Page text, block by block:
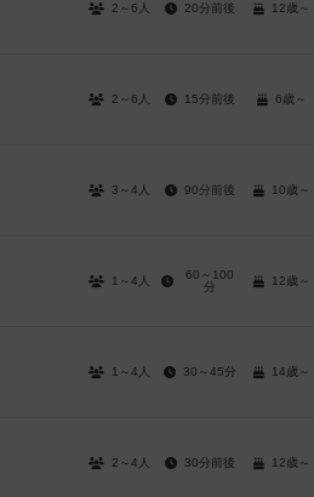
2～6人 20分前後 12歳～
2～6人 15分前後 6歳～
3～4人 90分前後 10歳～
1～4人
60～100
分
12歳～
1～4人 30～45分 14歳～
2～4人 30分前後 12歳～